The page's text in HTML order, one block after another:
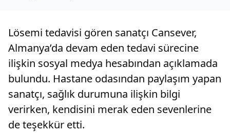
Lösemi tedavisi gören sanatçı Cansever,
Almanya’da devam eden tedavi sürecine
ilişkin sosyal medya hesabından açıklamada
bulundu. Hastane odasından paylaşım yapan
sanatçı, sağlık durumuna ilişkin bilgi
verirken, kendisini merak eden sevenlerine
de teşekkür etti.